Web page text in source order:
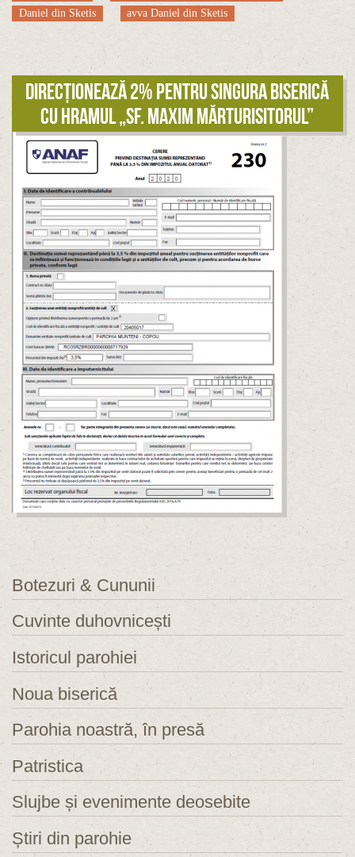
Daniel din Sketis
avva Daniel din Sketis
Direcționează 2% pentru singura biserică
cu hramul „Sf. Maxim Mărturisitorul”
Botezuri & Cununii
Cuvinte duhovnicești
Istoricul parohiei
Noua biserică
Parohia noastră, în presă
Patristica
Slujbe și evenimente deosebite
Știri din parohie